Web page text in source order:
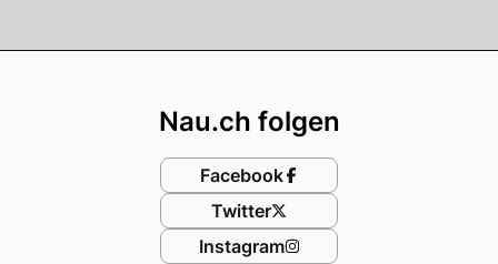
Nau.ch folgen
Facebook
Twitter
Instagram